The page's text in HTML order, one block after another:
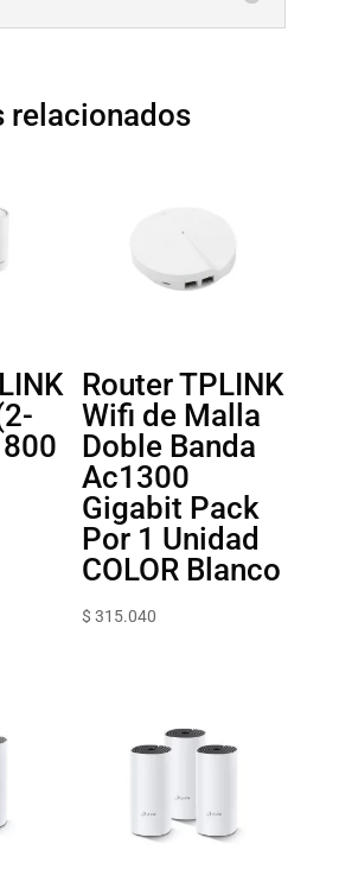
relacionados
Router TPLINK
Wifi de Malla
Doble Banda
Ac1300
Gigabit Pack
Por 1 Unidad
COLOR Blanco
$ 315.040